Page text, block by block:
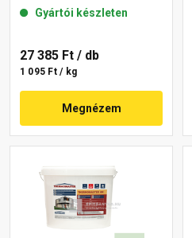
43-E 25 kg
Gyártói készleten
27 385 Ft / db
1 095 Ft / kg
Megnézem